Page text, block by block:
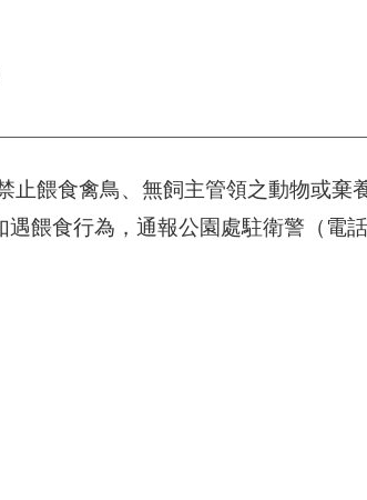
餵食禽鳥、無飼主管領之動物或棄
餵食行為，通報公園處駐衛警（電